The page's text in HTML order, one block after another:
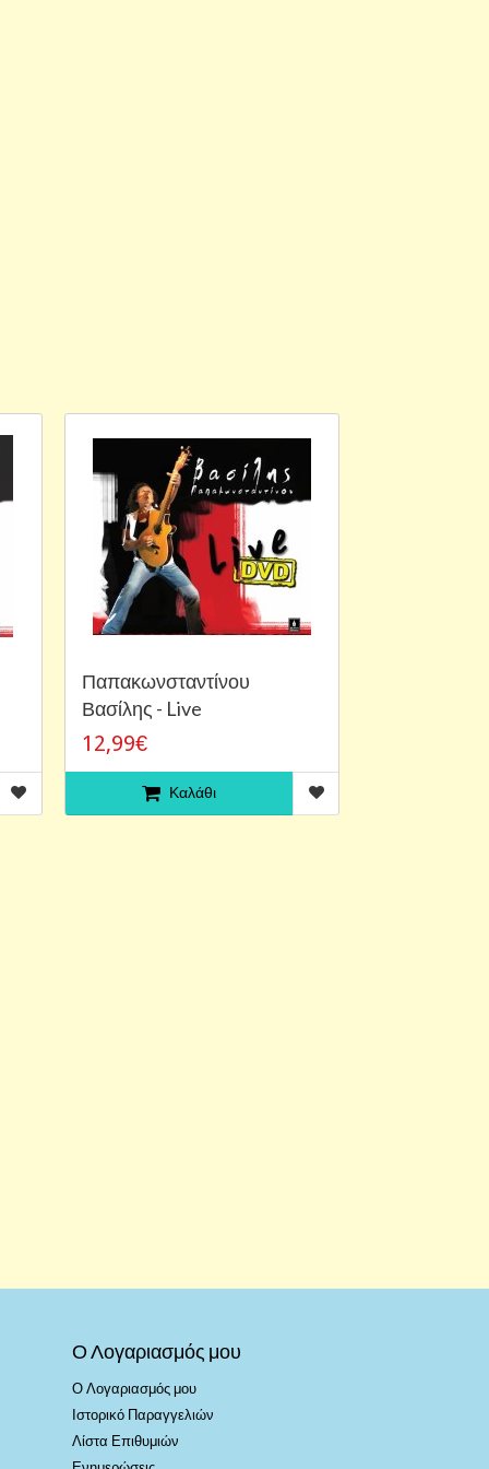
Παπακωνσταντίνου
Βασίλης - Live
12,99€
Καλάθι
Ο Λογαριασμός μου
Ο Λογαριασμός μου
Ιστορικό Παραγγελιών
Λίστα Επιθυμιών